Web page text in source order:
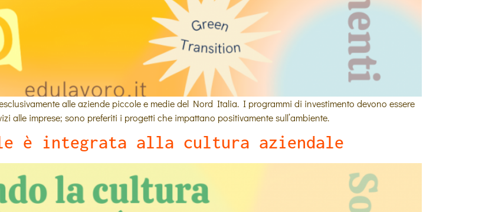
alle aziende piccole e medie del Nord Italia. I programmi di investimento devono essere
alle imprese; sono preferiti i progetti che impattano positivamente sull’ambiente.
è integrata alla cultura aziendale